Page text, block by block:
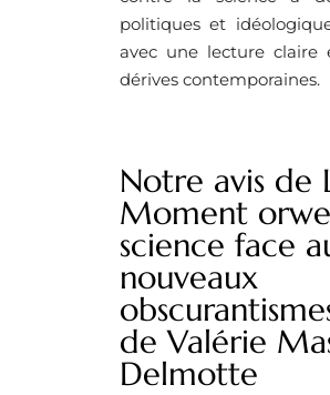
politiques et
avec une lecture claire
dérives contemporaines.
Notre avis de
Moment
science face
nouveaux
de Valérie
Delmotte